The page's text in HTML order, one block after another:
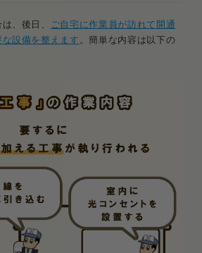
、後日、
ご自宅に作業員が訪れて開通
設備を整えます 。簡単な内容は以下の